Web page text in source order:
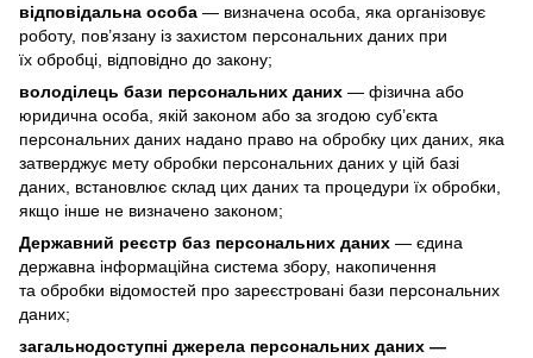
відповідальна особа — визначена особа, яка організовує
роботу, пов’язану із захистом персональних даних при
їх обробці, відповідно до закону;
володілець бази персональних даних — фізична або
юридична особа, якій законом або за згодою суб’єкта
персональних даних надано право на обробку цих даних, яка
затверджує мету обробки персональних даних у цій базі
даних, встановлює склад цих даних та процедури їх обробки,
якщо інше не визначено законом;
Державний реєстр баз персональних даних — єдина
державна інформаційна система збору, накопичення
та обробки відомостей про зареєстровані бази персональних
даних;
загальнодоступні джерела персональних даних —